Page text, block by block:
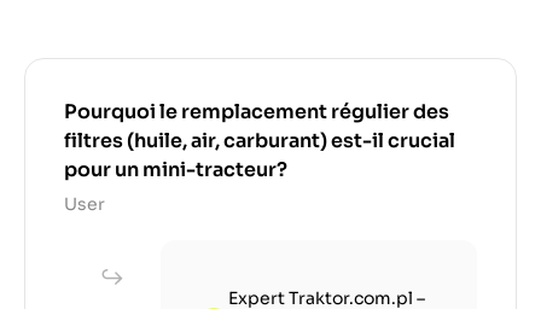
Pourquoi le remplacement régulier des
filtres (huile, air, carburant) est-il crucial
pour un mini-tracteur?
User
Expert Traktor.com.pl –